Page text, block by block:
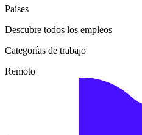
Países
Descubre todos los empleos
Categorías de trabajo
Remoto